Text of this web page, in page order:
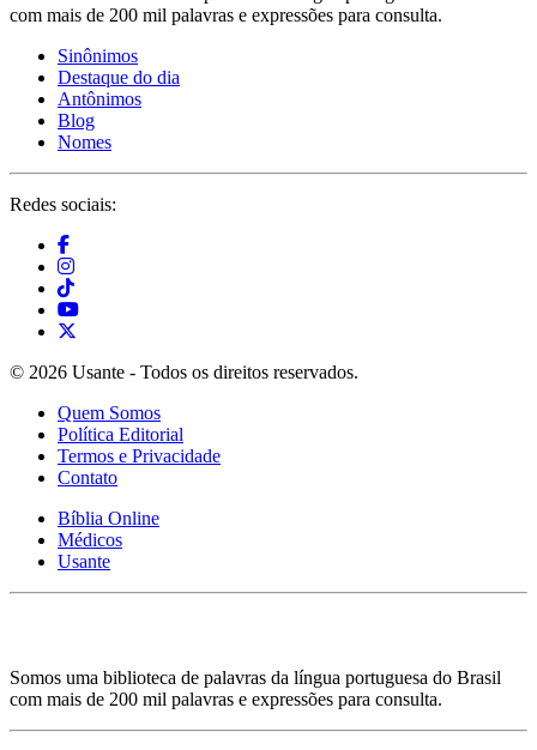
com mais de 200 mil palavras e expressões para consulta.
Sinônimos
Destaque do dia
Antônimos
Blog
Nomes
Redes sociais:
© 2026 Usante - Todos os direitos reservados.
Quem Somos
Política Editorial
Termos e Privacidade
Contato
Bíblia Online
Médicos
Usante
Somos uma biblioteca de palavras da língua portuguesa do Brasil
com mais de 200 mil palavras e expressões para consulta.